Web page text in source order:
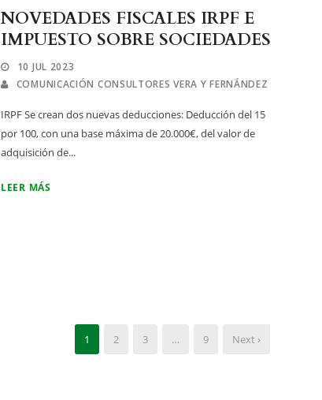
NOVEDADES FISCALES IRPF E
IMPUESTO SOBRE SOCIEDADES
10 JUL 2023
COMUNICACIÓN CONSULTORES VERA Y FERNÁNDEZ
IRPF Se crean dos nuevas deducciones: Deducción del 15
por 100, con una base máxima de 20.000€, del valor de
adquisición de...
LEER MÁS
1 2 3 … 9 Next ›